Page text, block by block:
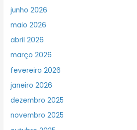
junho 2026
maio 2026
abril 2026
março 2026
fevereiro 2026
janeiro 2026
dezembro 2025
novembro 2025